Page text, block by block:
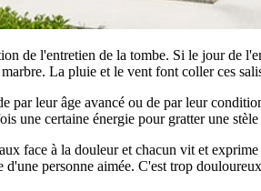
de l'entretien de la tombe. Si le jour de
La pluie et le vent font coller ces
par leur âge avancé ou de par leur
une certaine énergie pour gratter une
face à la douleur et chacun vit et
d'une personne aimée. C'est trop